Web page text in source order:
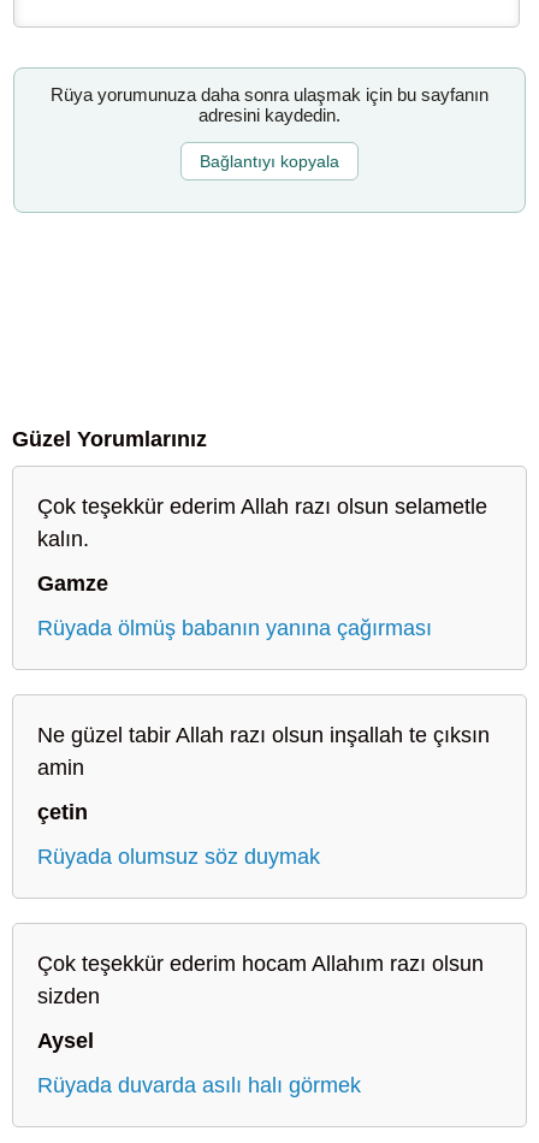
Rüya yorumunuza daha sonra ulaşmak için bu sayfanın
adresini kaydedin.
Bağlantıyı kopyala
Güzel Yorumlarınız
Çok teşekkür ederim Allah razı olsun selametle
kalın.
Gamze
Rüyada ölmüş babanın yanına çağırması
Ne güzel tabir Allah razı olsun inşallah te çıksın
amin
çetin
Rüyada olumsuz söz duymak
Çok teşekkür ederim hocam Allahım razı olsun
sizden
Aysel
Rüyada duvarda asılı halı görmek